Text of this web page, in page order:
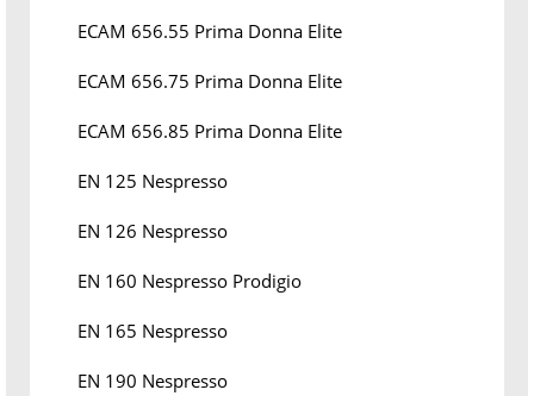
ECAM 656.55 Prima Donna Elite
ECAM 656.75 Prima Donna Elite
ECAM 656.85 Prima Donna Elite
EN 125 Nespresso
EN 126 Nespresso
EN 160 Nespresso Prodigio
EN 165 Nespresso
EN 190 Nespresso